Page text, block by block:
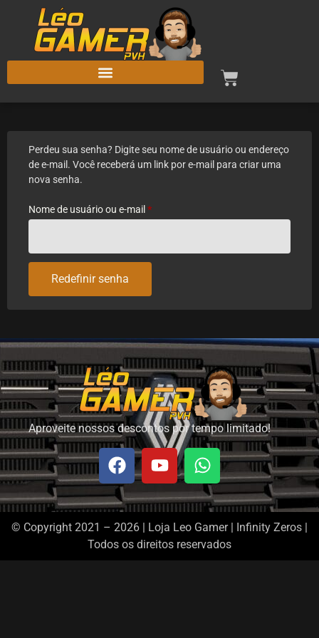
Perdeu sua senha? Digite seu nome de usuário ou endereço
de e-mail. Você receberá um link por e-mail para criar uma
nova senha.
Nome de usuário ou e-mail *
Redefinir senha
Aproveite nossos descontos por tempo limitado!
© Copyright 2021 – 2026 | Loja Leo Gamer | Infinity Zeros |
Todos os direitos reservados